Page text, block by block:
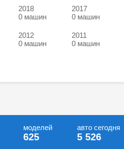
2018
0 машин
2017
0 машин
2012
0 машин
2011
0 машин
моделей авто сегодня
625 5 526